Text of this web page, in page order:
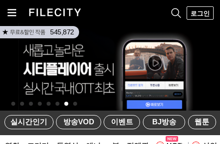
로그인
실시간인기 방송VOD 이벤트 BJ방송 웹툰
545,872